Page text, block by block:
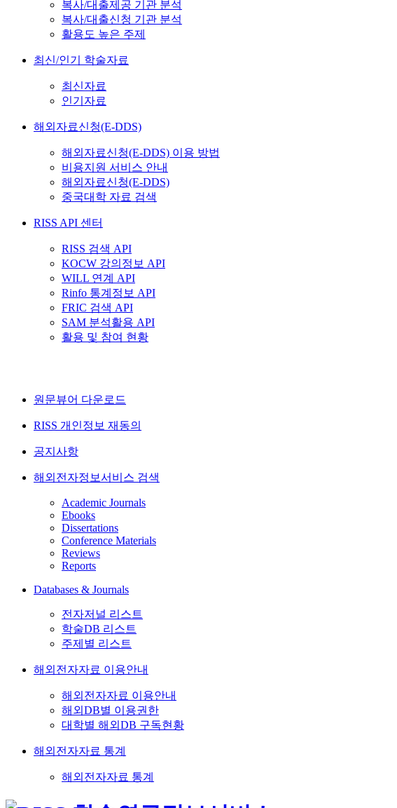
복사/대출제공 기관 분석
복사/대출신청 기관 분석
활용도 높은 주제
최신/인기 학술자료
최신자료
인기자료
해외자료신청(E-DDS)
해외자료신청(E-DDS) 이용 방법
비용지원 서비스 안내
해외자료신청(E-DDS)
중국대학 자료 검색
RISS API 센터
RISS 검색 API
KOCW 강의정보 API
WILL 연계 API
Rinfo 통계정보 API
FRIC 검색 API
SAM 분석활용 API
활용 및 참여 현황
원문뷰어 다운로드
RISS 개인정보 재동의
공지사항
해외전자정보서비스 검색
Academic Journals
Ebooks
Dissertations
Conference Materials
Reviews
Reports
Databases & Journals
전자저널 리스트
학술DB 리스트
주제별 리스트
해외전자자료 이용안내
해외전자자료 이용안내
해외DB별 이용권한
대학별 해외DB 구독현황
해외전자자료 통계
해외전자자료 통계